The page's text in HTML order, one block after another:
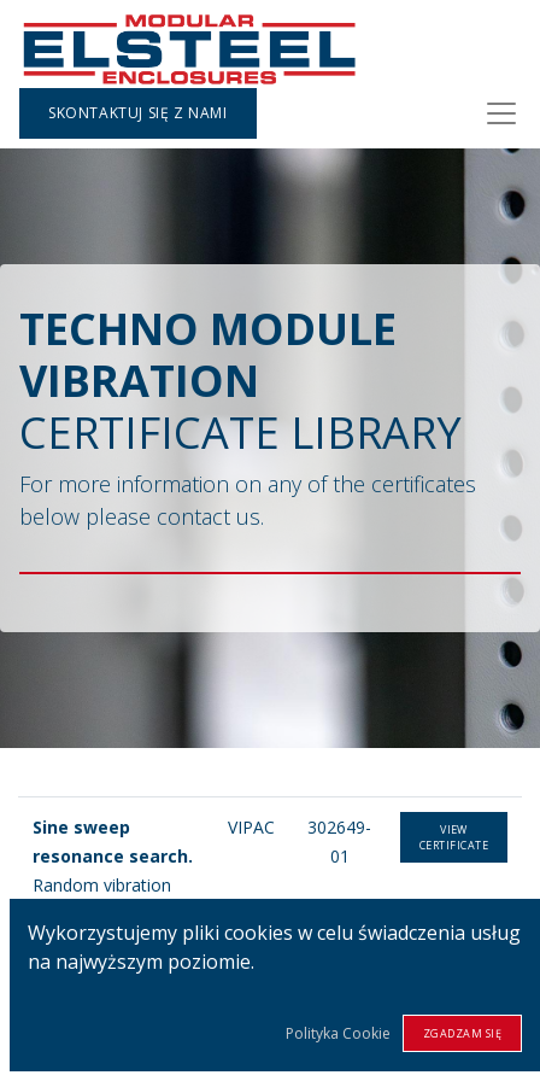
SKONTAKTUJ SIĘ Z NAMI
TECHNO MODULE
VIBRATION
CERTIFICATE LIBRARY
For more information on any of the certificates
below please contact us.
Sine sweep
resonance search.
Random vibration
VIPAC
302649-
01
VIEW
CERTIFICATE
Seismic vibration VIPAC
302649-
Wykorzystujemy pliki cookies w celu świadczenia usług
na najwyższym poziomie.
Polityka Cookie ZGADZAM SIĘ